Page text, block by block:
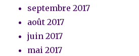
septembre 2017
août 2017
juin 2017
mai 2017